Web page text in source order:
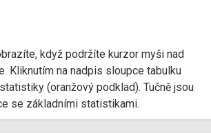
když podržíte kurzor myši nad
Kliknutím na nadpis sloupce tabulku
(oranžový podklad). Tučně jsou
se základními statistikami.